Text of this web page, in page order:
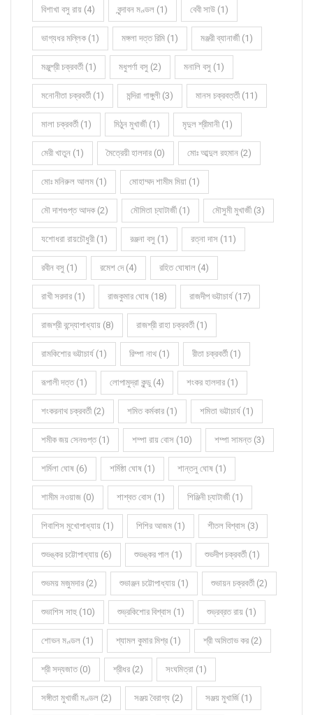
বিশাখা বসু রায় (4) বৃন্দাবন মণ্ডল (1) বেবী সাউ (1)
ভাগ্যধর মল্লিক (1) মঙ্গলা দত্ত রিমি (1) মঞ্জরী ব্যানার্জী (1)
মঞ্জুশ্রী চক্রবর্তী (1) মধুপর্ণা বসু (2) মনালি বসু (1)
মনোনীতা চক্রবর্তী (1) মন্দিরা গাঙ্গুলী (3) মানস চক্রবর্ত্তী (11)
মালা চক্রবর্তী (1) মিঠুন মুখার্জী (1) মৃদুল শ্রীমানী (1)
মেরী খাতুন (1) মৈত্রেয়ী হালদার (0) মোঃ আব্দুল রহমান (2)
মোঃ মনিরুল আলম (1) মোহাম্মদ শামীম মিয়া (1)
মৌ দাশগুপ্ত আদক (2) মৌমিতা চ্যাটার্জী (1) মৌসুমী মুখার্জী (3)
যশোধরা রায়চৌধুরী (1) রঞ্জনা বসু (1) রত্না দাস (11)
রবীন বসু (1) রমেশ দে (4) রহিত ঘোষাল (4)
রাখী সরদার (1) রাজকুমার ঘোষ (18) রাজদীপ ভট্টাচার্য (17)
রাজশ্রী বন্দ্যোপাধ্যায় (8) রাজশ্রী রাহা চক্রবর্তী (1)
রামকিশোর ভট্টাচার্য (1) রিম্পা নাথ (1) রীতা চক্রবর্তী (1)
রূপালী দত্ত (1) লোপামুদ্রা কুন্ডু (4) শংকর হালদার (1)
শংকরনাথ চক্রবর্তী (2) শমিত কর্মকার (1) শমিতা ভট্টাচার্য (1)
শমীক জয় সেনগুপ্ত (1) শম্পা রায় বোস (10) শম্পা সামন্ত (3)
শর্মিলা ঘোষ (6) শর্মিষ্ঠা ঘোষ (1) শান্তনু ঘোষ (1)
শামীম নওয়াজ (0) শাশ্বত বোস (1) শিঞ্জিনী চ্যাটার্জী (1)
শিবাশিস মুখোপাধ্যায় (1) শিশির আজম (1) শীতল বিশ্বাস (3)
শুভঙ্কর চট্টোপাধ্যায় (6) শুভঙ্কর পাল (1) শুভদীপ চক্রবর্তী (1)
শুভময় মজুমদার (2) শুভাঞ্জন চট্টোপাধ্যায় (1) শুভায়ন চক্রবর্তী (2)
শুভাশিস সাহু (10) শুভ্রকিশোর বিশ্বাস (1) শুভ্রব্রত রায় (1)
শোভন মণ্ডল (1) শ্যামল কুমার মিশ্র (1) শ্রী অমিতাভ কর (2)
শ্রী সদ্যজাত (0) শ্রীধর (2) সংঘমিত্রা (1)
সঙ্গীতা মুখার্জী মণ্ডল (2) সঞ্জয় বৈরাগ্য (2) সঞ্জয় মুখার্জি (1)